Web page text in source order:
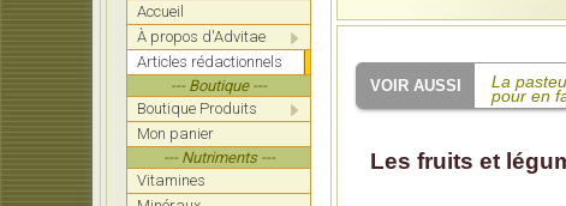
Accueil
À propos d'Advitae
Articles rédactionnels
--- Boutique ---
Boutique Produits
Mon panier
--- Nutriments ---
Vitamines
La
pour en
Manger
Les fruits et